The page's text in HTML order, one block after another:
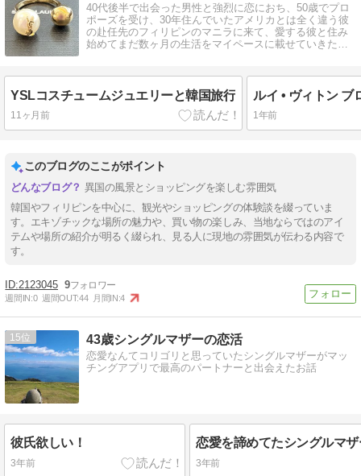
40代後半で出会った男性と強烈に恋におち、50歳でプロ
ポーズを受け、30年住んでいたアメリカとは全く違う彼
の赴任先のフィリピンのマニラに来て、愛する彼と住み
始めてまだ数ヶ月の生活をマイペースに載せていきたい
YSLコスチュームジュエリーと韓国旅行
11ヶ月前 1年前
このブログのここがポイント
異国の風景とショッピングを楽しむ雰囲気
韓国やフィリピンを中心に、観光やショッピングの体験談を綴っていま
す。エキゾチックな場所の魅力や、買い物の楽しみ、当地ならではのアイ
テムや場所の紹介が明るく綴られ、見る人に現地の雰囲気が伝わる内容で
す。
2123045 9
週間IN:0 週間OUT:44 月間IN:4
15 43歳シングルマザーの恋活
恋愛なんてコリゴリと思っていたシングルマザーがマッ
チングアプリで最高のパートナーと出会えたお話
彼氏欲しい！
3年前 3年前